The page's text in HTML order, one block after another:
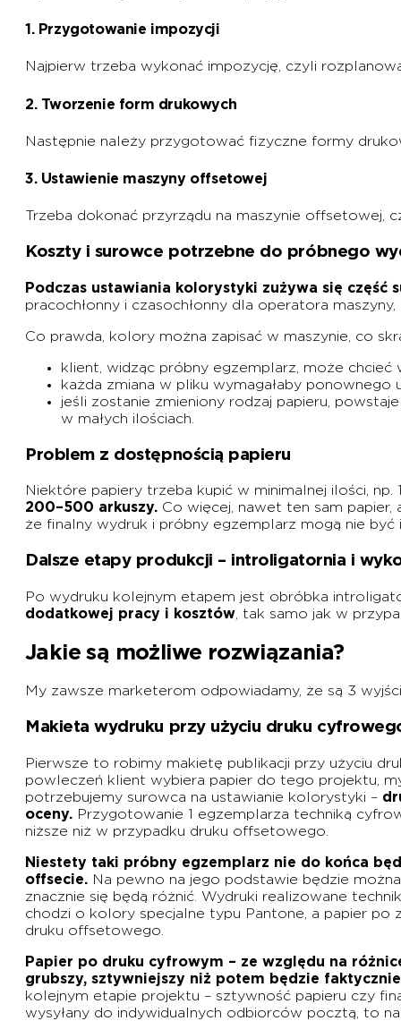
1. Przygotowanie impozycji
Najpierw trzeba wykonać impozycję, czyli
2. Tworzenie form drukowych
Następnie należy przygotować fizyczne formy
3. Ustawienie maszyny offsetowej
Trzeba dokonać przyrządu na maszynie offsetowej,
Koszty i surowce potrzebne do próbnego
Podczas ustawiania kolorystyki zużywa się
pracochłonny i czasochłonny dla operatora
Co prawda, kolory można zapisać w maszynie, co
klient, widząc próbny egzemplarz, może chcieć
każda zmiana w pliku wymagałaby ponownego
jeśli zostanie zmieniony rodzaj papieru,
w małych ilościach.
Problem z dostępnością papieru
Niektóre papiery trzeba kupić w minimalnej ilości,
200–500 arkuszy. Co więcej, nawet ten sam papier,
że finalny wydruk i próbny egzemplarz mogą nie być
Dalsze etapy produkcji – introligatornia i
Po wydruku kolejnym etapem jest obróbka
dodatkowej pracy i kosztów , tak samo jak w
Jakie są możliwe rozwiązania?
My zawsze marketerom odpowiadamy, że są 3
Makieta wydruku przy użyciu druku
Pierwsze to robimy makietę publikacji przy użyciu
powleczeń klient wybiera papier do tego projektu,
potrzebujemy surowca na ustawianie kolorystyki –
oceny. Przygotowanie 1 egzemplarza techniką
niższe niż w przypadku druku offsetowego.
Niestety taki próbny egzemplarz nie do końca
offsecie. Na pewno na jego podstawie będzie
znacznie się będą różnić. Wydruki realizowane
chodzi o kolory specjalne typu Pantone, a papier
druku offsetowego.
Papier po druku cyfrowym – ze względu na
grubszy, sztywniejszy niż potem będzie
kolejnym etapie projektu – sztywność papieru czy
wysyłany do indywidualnych odbiorców pocztą, to